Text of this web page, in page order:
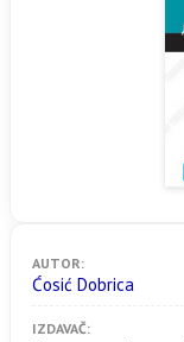
AUTOR:
Ćosić Dobrica
IZDAVAČ: